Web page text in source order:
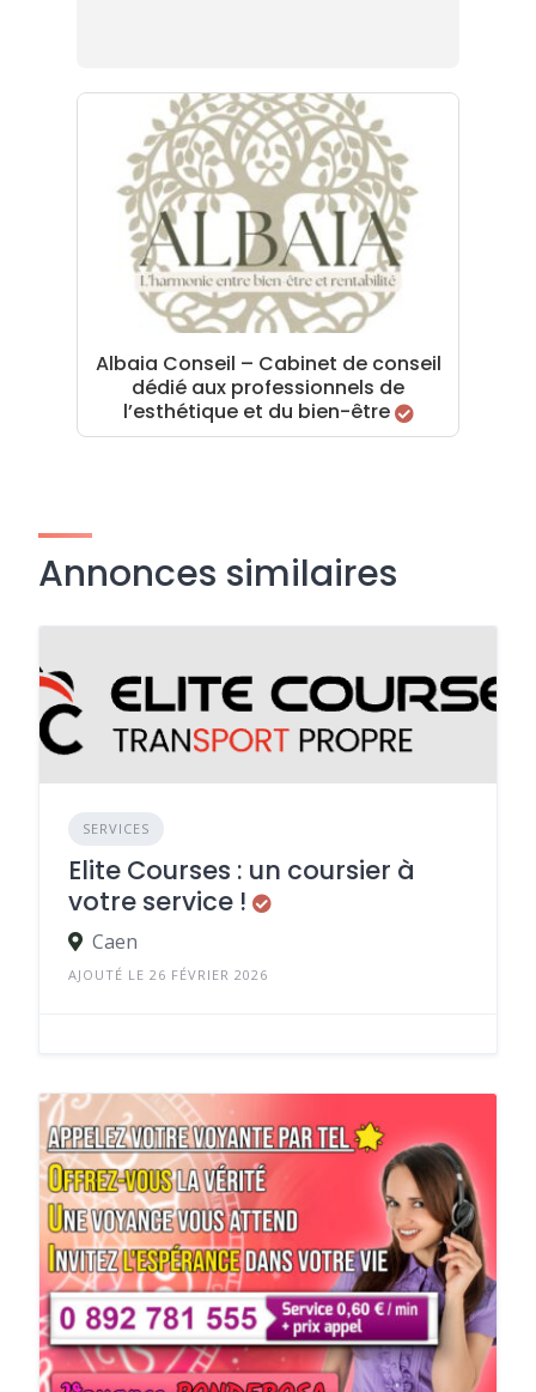
Albaia Conseil – Cabinet de conseil
dédié aux professionnels de
l’esthétique et du bien-être
Annonces similaires
SERVICES
Elite Courses : un coursier à
votre service !
Caen
AJOUTÉ LE 26 FÉVRIER 2026